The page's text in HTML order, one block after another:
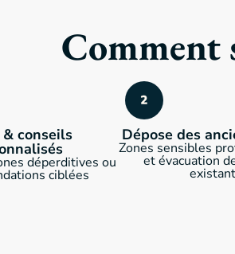
Comment
conseils
déperditives ou
ciblées
Dépose des
Zones sensibles
et évacuation